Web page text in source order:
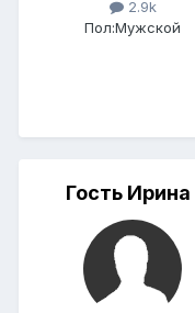
2.9k
Пол:Мужской
Гость Ирина